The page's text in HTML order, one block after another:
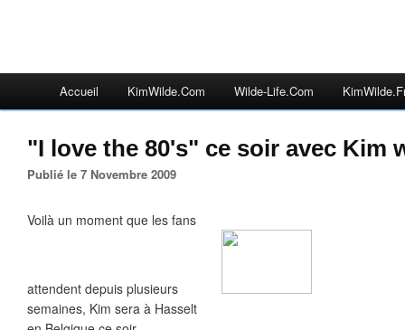
Accueil KimWilde.com Wilde-Life.com
"I love the 80's" ce soir avec Kim
Publié le 7 Novembre 2009
Voilà un moment que les fans
attendent depuis plusieurs
semaines, Kim sera à Hasselt